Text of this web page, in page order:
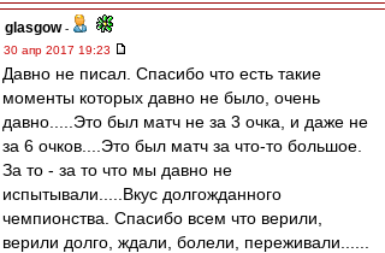
glasgow-
30 апр 2017 19:23
Давно не писал. Спасибо что есть такие
моменты которых давно не было, очень
давно.....Это был матч не за 3 очка, и даже не
за 6 очков....Это был матч за что-то большое.
За то - за то что мы давно не
испытывали.....Вкус долгожданного
чемпионства. Спасибо всем что верили,
верили долго, ждали, болели, переживали......